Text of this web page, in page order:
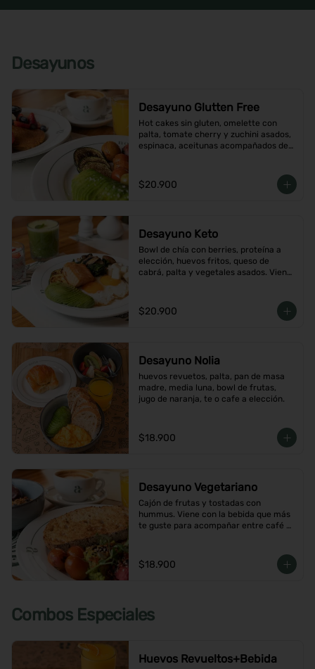
Desayunos
Desayuno Glutten Free
Hot cakes sin gluten, omelette con
palta, tomate cherry y zuchini asados,
espinaca, aceitunas acompañados de
$20.900
Desayuno Keto
Bowl de chía con berries, proteína a
elección, huevos fritos, queso de
cabrá, palta y vegetales asados. Viene
$20.900
Desayuno Nolia
huevos revuetos, palta, pan de masa
madre, media luna, bowl de frutas,
jugo de naranja, te o cafe a elección.
$18.900
Desayuno Vegetariano
Cajón de frutas y tostadas con
hummus. Viene con la bebida que más
te guste para acompañar entre café o
$18.900
Combos Especiales
Huevos Revueltos+Bebida